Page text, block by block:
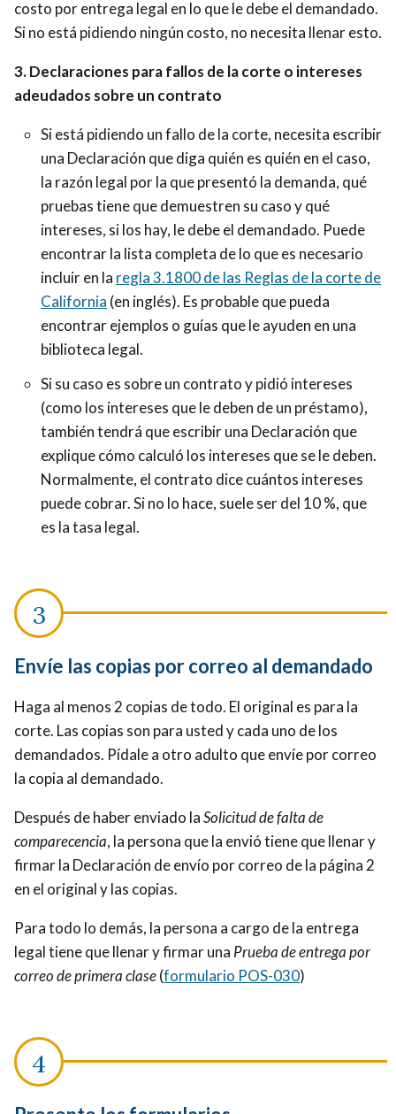
costo por entrega legal en lo que le debe el demandado.
Si no está pidiendo ningún costo, no necesita llenar esto.
3. Declaraciones para fallos de la corte o intereses
adeudados sobre un contrato
Si está pidiendo un fallo de la corte, necesita escribir
una Declaración que diga quién es quién en el caso,
la razón legal por la que presentó la demanda, qué
pruebas tiene que demuestren su caso y qué
intereses, si los hay, le debe el demandado. Puede
encontrar la lista completa de lo que es necesario
incluir en la regla 3.1800 de las Reglas de la corte de
California (en inglés). Es probable que pueda
encontrar ejemplos o guías que le ayuden en una
biblioteca legal.
Si su caso es sobre un contrato y pidió intereses
(como los intereses que le deben de un préstamo),
también tendrá que escribir una Declaración que
explique cómo calculó los intereses que se le deben.
Normalmente, el contrato dice cuántos intereses
puede cobrar. Si no lo hace, suele ser del 10 %, que
es la tasa legal.
Envíe las copias por correo al demandado
Haga al menos 2 copias de todo. El original es para la
corte. Las copias son para usted y cada uno de los
demandados. Pídale a otro adulto que envíe por correo
la copia al demandado.
Después de haber enviado laSolicitud de falta de
comparecencia, la persona que la envió tiene que llenar y
firmar la Declaración de envío por correo de la página 2
en el original y las copias.
Para todo lo demás, la persona a cargo de la entrega
legal tiene que llenar y firmar una Prueba de entrega por
correo de primera clase(formulario POS-030)